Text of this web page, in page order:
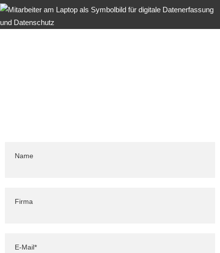
Name
Firma
Pflichtfeld
E-Mail*